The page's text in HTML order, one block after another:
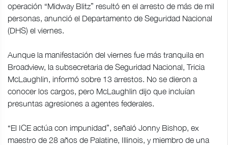
operación “Midway Blitz” resultó en el arresto de más de mil
personas, anunció el Departamento de Seguridad Nacional
(DHS) el viernes.
Aunque la manifestación del viernes fue más tranquila en
Broadview, la subsecretaria de Seguridad Nacional, Tricia
McLaughlin, informó sobre 13 arrestos. No se dieron a
conocer los cargos, pero McLaughlin dijo que incluían
presuntas agresiones a agentes federales.
“El ICE actúa con impunidad”, señaló Jonny Bishop, ex
maestro de 28 años de Palatine, Illinois, y miembro de una